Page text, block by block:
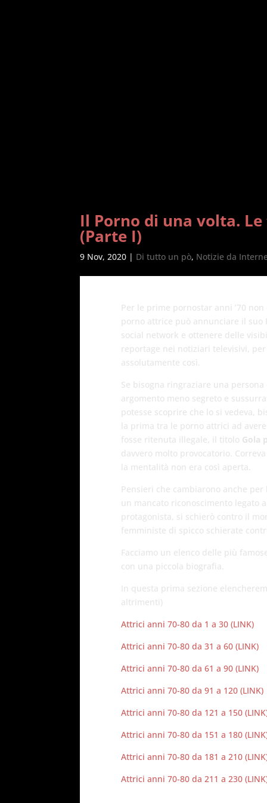
Il Porno di una volta.
(Parte I)
9 Nov, 2020 | Di tutto un pò, Notizie da
Per le prime pornostar anni ’70
porno attrice può annunciare il
social network e ottenere delle
reportage nei notiziari televisivi,
assolutamente così.
Se bisogna ringraziare una
argomento meno segreto e
potesse scoprire che lo si vedeva,
la prima tra le porno attrici ad
fosse ritenuta illegale, il titolo Gola
davvero molto provocatorio.
la mentalità non era così aperta.
Pensieri che cambiarono anche
un mancato riconoscimento legato
protagonista, si schierò contro il
femministe di spicco schierate
Facciamo un elenco delle più
con una piccola biografia.
In questa prima sezione
altrimenti)
Attrici anni 70-80 da 1 a 30 (LINK)
Attrici anni 70-80 da 31 a 60 (LINK)
Attrici anni 70-80 da 61 a 90 (LINK)
Attrici anni 70-80 da 91 a 120 (LINK)
Attrici anni 70-80 da 121 a 150
Attrici anni 70-80 da 151 a 180
Attrici anni 70-80 da 181 a 210
Attrici anni 70-80 da 211 a 230